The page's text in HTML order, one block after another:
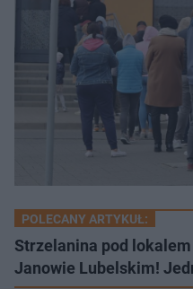
POLECANY ARTYKUŁ:
Strzelanina pod
Janowie Lubelskim!